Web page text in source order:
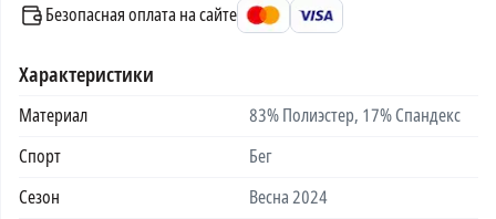
Безопасная оплата на сайте
Характеристики
Материал
83% Полиэстер, 17% Спандекс
Спорт
Бег
Сезон
Весна 2024